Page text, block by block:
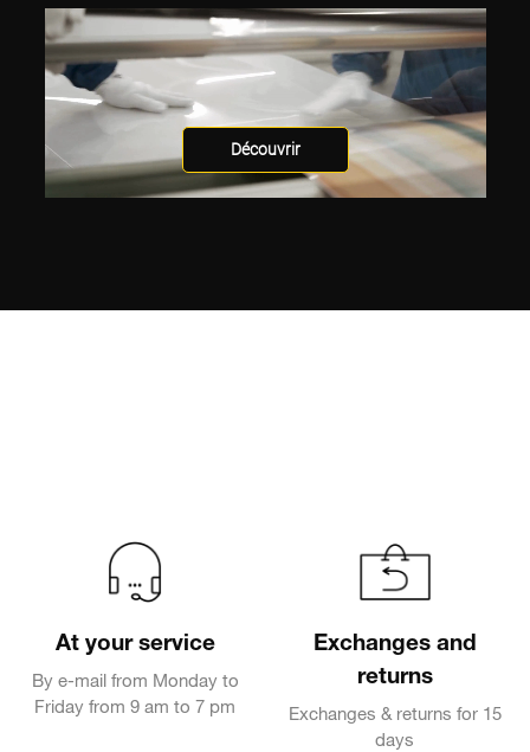
Découvrir
At your service
By e-mail from Monday to
Friday from 9 am to 7 pm
Exchanges and
returns
Exchanges & returns for 15
days